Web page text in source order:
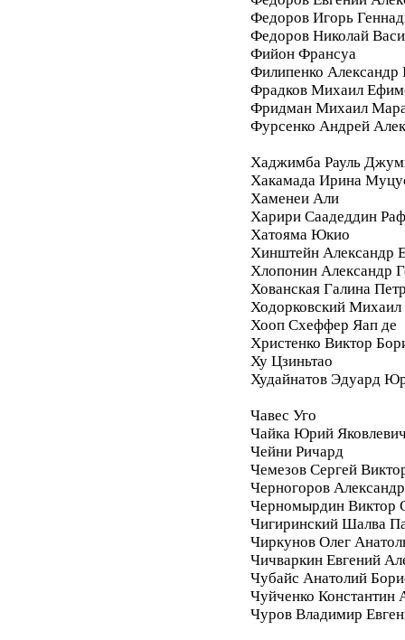
Федоров Игорь
Федоров Николай
Фийон Франсуа
Филипенко Александр
Фрадков Михаил
Фридман Михаил
Фурсенко Андрей
Хаджимба Рауль
Хакамада Ирина
Хаменеи Али
Харири Саадеддин
Хатояма Юкио
Хинштейн Александр
Хлопонин Александр
Хованская Галина
Ходорковский Михаил
Хооп Схеффер Яап де
Христенко Виктор
Ху Цзиньтао
Худайнатов Эдуард
Чавес Уго
Чайка Юрий
Чейни Ричард
Чемезов Сергей
Черногоров
Черномырдин Виктор
Чигиринский Шалва
Чиркунов Олег
Чичваркин Евгений
Чубайс Анатолий
Чуйченко Константин
Чуров Владимир